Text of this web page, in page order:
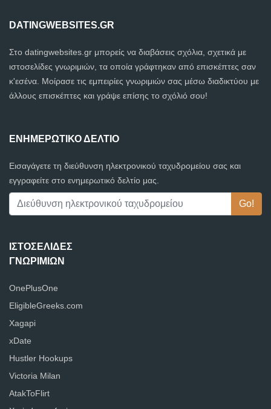
DATINGWEBSITES.GR
Στο datingwebsites.gr μπορείς να διαβάσεις σχόλια, σχετικά με
ιστοσελίδες γνωριμιών, τα οποία γράφτηκαν από επισκέπτες σαν
κ'εσένα. Μοίρασε τις εμπειρίες γνωριμιών σας μέσω διαδικτύου με
άλλους επισκέπτες και γράψε επίσης το σχόλιό σου!
ΕΝΗΜΕΡΩΤΙΚΌ ΔΕΛΤΊΟ
Εισαγάγετε τη διεύθυνση ηλεκτρονικού ταχυδρομείου σας και
εγγραφείτε στο ενημερωτικό δελτίο μας.
ΙΣΤΟΣΕΛΊΔΕΣ
ΓΝΩΡΙΜΙΏΝ
OnePlusOne
EligibleGreeks.com
Xagapi
xDate
Hustler Hookups
Victoria Milan
AtakToFlirt